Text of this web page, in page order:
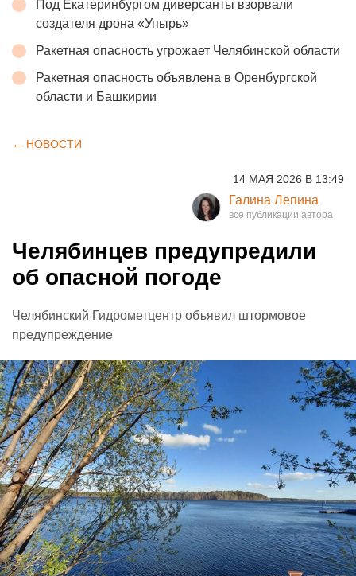
Под Екатеринбургом диверсанты взорвали
создателя дрона «Упырь»
Ракетная опасность угрожает Челябинской области
Ракетная опасность объявлена в Оренбургской
области и Башкирии
← НОВОСТИ
14 МАЯ 2026 В 13:49
Галина Лепина
Челябинцев предупредили
об опасной погоде
Челябинский Гидрометцентр объявил штормовое
предупреждение